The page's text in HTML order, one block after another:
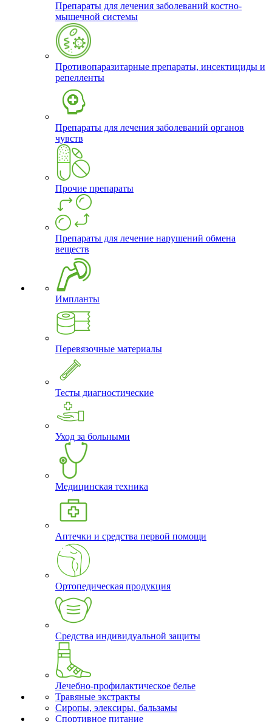
Препараты для лечения заболеваний костно-
мышечной системы
Противопаразитарные препараты, инсектициды и
репелленты
Препараты для лечения заболеваний органов
чувств
Прочие препараты
Препараты для лечение нарушений обмена
веществ
Импланты
Перевязочные материалы
Тесты диагностические
Уход за больными
Медицинская техника
Аптечки и средства первой помощи
Ортопедическая продукция
Средства индивидуальной защиты
Лечебно-профилактическое белье
Травяные экстракты
Сиропы, элексиры, бальзамы
Спортивное питание